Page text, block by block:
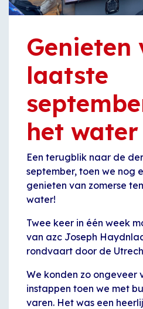
Genieten
laatste
het water
Een terugblik naar de
september, toen we nog
genieten van zomerse
water!
Twee keer in één week
van azc Joseph
rondvaart door de
We konden zo ongeveer
instappen toen we met
varen. Het was een